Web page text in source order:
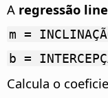
A regressão
m =
b =
Calcula o